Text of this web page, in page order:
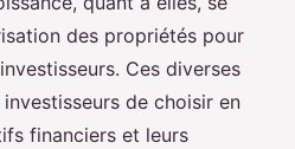
des propriétés pour
Ces diverses
de choisir en
financiers et leurs